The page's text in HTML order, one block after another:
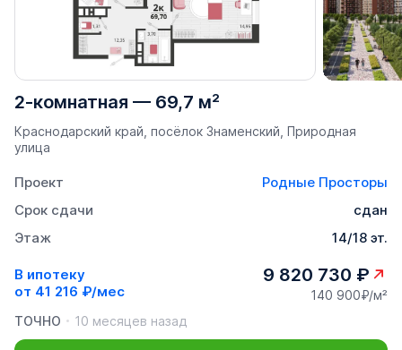
2-комнатная — 69,7 м²
Краснодарский край, посёлок Знаменский, Природная
улица
Проект
Родные Просторы
Срок сдачи
сдан
Этаж
14/18 эт.
В ипотеку
от 41 216 ₽/мес
9 820 730 ₽
140 900₽/м²
ТОЧНО
10 месяцев назад